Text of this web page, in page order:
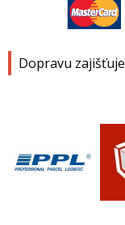
Dopravu zajišťuje